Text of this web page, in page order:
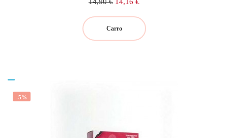
14,90 € 14,16 €
Carro
-5%